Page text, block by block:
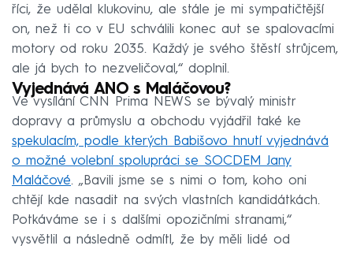
říci, že udělal klukovinu, ale stále je mi sympatičtější
on, než ti co v EU schválili konec aut se spalovacími
motory od roku 2035. Každý je svého štěstí strůjcem,
ale já bych to nezveličoval,“ doplnil.
Vyjednává ANO s Maláčovou?
Ve vysílání CNN Prima NEWS se bývalý ministr
dopravy a průmyslu a obchodu vyjádřil také ke
spekulacím, podle kterých Babišovo hnutí vyjednává
o možné volební spolupráci se SOCDEM Jany
Maláčové. „Bavili jsme se s nimi o tom, koho oni
chtějí kde nasadit na svých vlastních kandidátkách.
Potkáváme se i s dalšími opozičními stranami,“
vysvětlil a následně odmítl, že by měli lidé od